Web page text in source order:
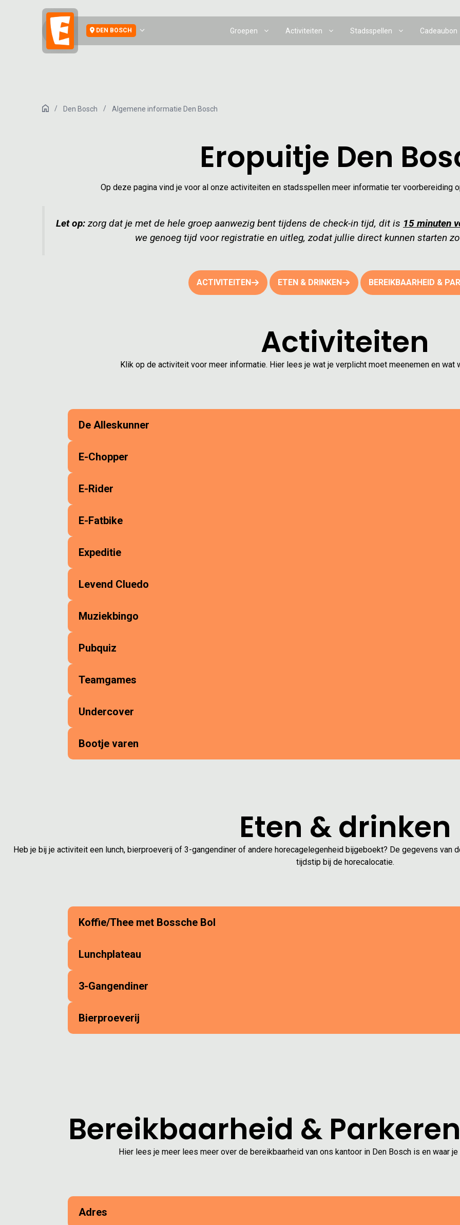
DEN BOSCH Groepen Activiteiten Stadsspellen Cadeaubon
/ Den Bosch / Algemene informatie Den Bosch
Eropuitje Den
Op deze pagina vind je voor al onze activiteiten en stadsspellen meer informatie ter voorbereiding
Let op: zorg dat je met de hele groep aanwezig bent tijdens de check-in tijd, dit is 15 minuten
we genoeg tijd voor registratie en uitleg, zodat jullie direct kunnen starten
ACTIVITEITEN ETEN & DRINKEN BEREIKBAARHEID &
Activiteiten
Klik op de activiteit voor meer informatie. Hier lees je wat je verplicht moet meenemen en wat
De Alleskunner
E-Chopper
E-Rider
E-Fatbike
Expeditie
Levend Cluedo
Muziekbingo
Pubquiz
Teamgames
Undercover
Bootje varen
Eten & drinken
Heb je bij je activiteit een lunch, bierproeverij of 3-gangendiner of andere horecagelegenheid bijgeboekt? De gegevens van
tijdstip bij de horecalocatie.
Koffie/Thee met Bossche Bol
Lunchplateau
3-Gangendiner
Bierproeverij
Bereikbaarheid &
Hier lees je meer lees meer over de bereikbaarheid van ons kantoor in Den Bosch is en waar
Adres